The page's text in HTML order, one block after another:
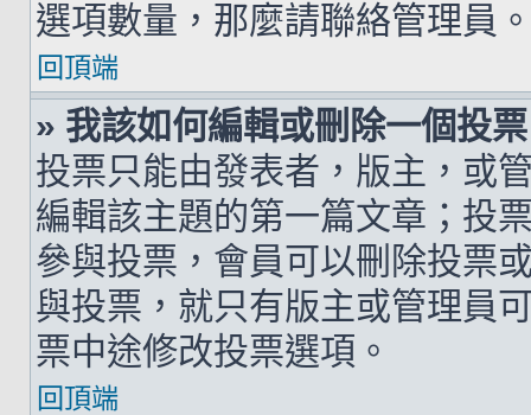
選項數量，那麼請聯絡管理員
回頂端
» 我該如何編輯或刪除一個投
投票只能由發表者，版主，或
編輯該主題的第一篇文章；投
參與投票，會員可以刪除投票
與投票，就只有版主或管理員
票中途修改投票選項。
回頂端